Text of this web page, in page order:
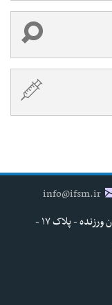
info@ifsm.ir
تهران - خیابان شهید مفتح جنوبی - خیابان ورزنده - پلاک ۱۷ -